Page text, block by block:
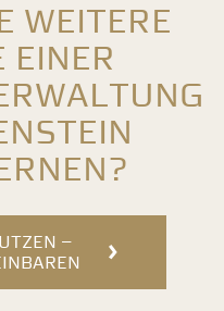
weitere
einer
–